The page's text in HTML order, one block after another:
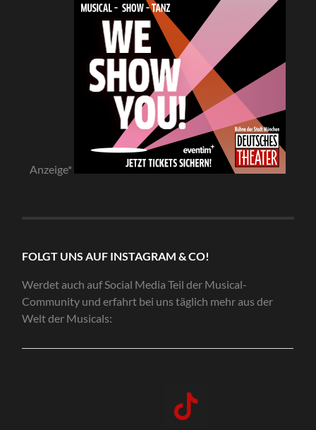
Anzeige*
FOLGT UNS AUF INSTAGRAM & CO!
Werdet auch auf Social Media Teil der Musical-
Community und erfahrt bei uns täglich mehr aus der
Welt der Musicals: